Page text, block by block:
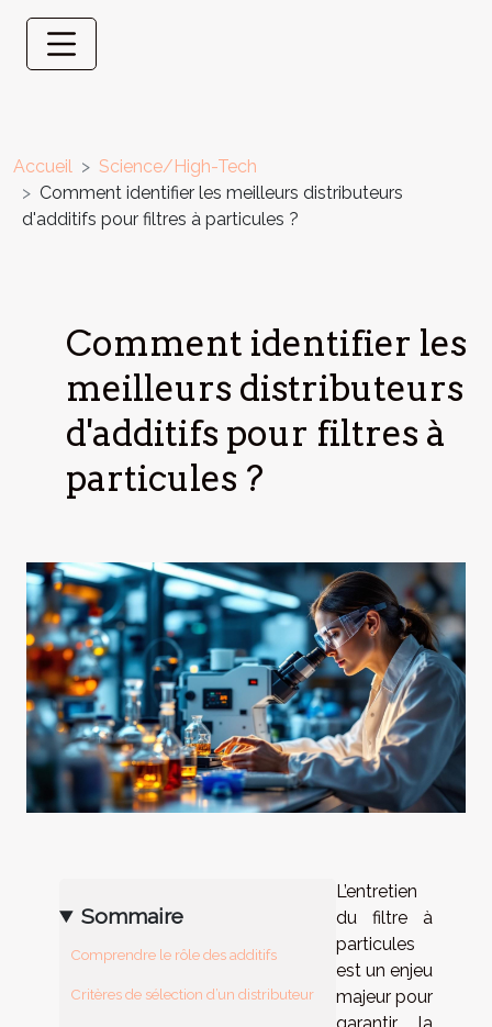
Accueil
Science/High-Tech
Comment identifier les meilleurs distributeurs
d'additifs pour filtres à particules ?
Comment identifier les
meilleurs distributeurs
d'additifs pour filtres à
particules ?
Sommaire
Comprendre le rôle des additifs
Critères de sélection d’un distributeur
L’entretien
du filtre à
particules
est un enjeu
majeur pour